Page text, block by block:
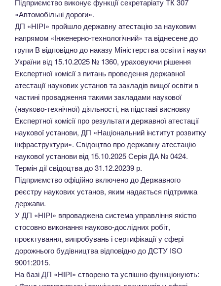
«Автомобільні дороги».
ДП «НІРІ» пройшло державну атестацію за науковим
напрямом «Інженерно-технологічний» та віднесене до
групи В відповідно до наказу Міністерства освіти і науки
України від 15.10.2025 № 1360, ураховуючи рішення
Експертної комісії з питань проведення державної
атестації наукових установ та закладів вищої освіти в
частині провадження такими закладами наукової
(науково-технічної) діяльності, на підставі висновку
Експертної комісії про результати державної атестації
наукової установи, ДП «Національний інститут розвитку
інфраструктури». Свідоцтво про державну атестацію
наукової установи від 15.10.2025 Серія ДА № 0424.
Термін дії свідоцтва до 31.12.20239 р.
Підприємство офіційно включено до Державного
реєстру наукових установ, яким надається підтримка
держави.
У ДП «НІРІ» впроваджена система управління якістю
стосовно виконання науково-дослідних робіт,
проєктування, випробувань і сертифікації у сфері
дорожнього будівництва відповідно до ДСТУ ISO
9001:2015.
На базі ДП «НІРІ» створено та успішно функціонують: